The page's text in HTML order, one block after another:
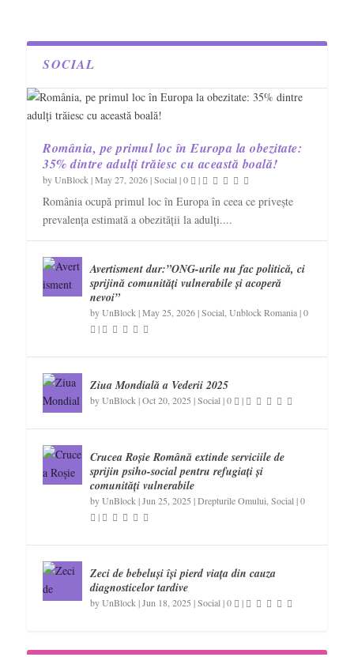
SOCIAL
România, pe primul loc în Europa la obezitate:
35% dintre adulți trăiesc cu această boală!
byUnBlock |May 27, 2026|Social |0 |
România ocupă primul loc în Europa în ceea ce privește
prevalența estimată a obezității la adulți....
Avertisment dur:”ONG-urile nu fac politică, ci
sprijină comunități vulnerabile și acoperă
nevoi”
byUnBlock |May 25, 2026|Social ,Unblock Romania|0
|
Ziua Mondială a Vederii 2025
byUnBlock |Oct 20, 2025 |Social |0 |
Crucea Roșie Română extinde serviciile de
sprijin psiho-social pentru refugiați și
comunități vulnerabile
byUnBlock |Jun 25, 2025 |Drepturile Omului ,Social |0
|
Zeci de bebeluși își pierd viața din cauza
diagnosticelor tardive
byUnBlock |Jun 18, 2025 |Social |0 |